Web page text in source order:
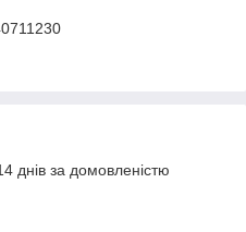
днів за домовленістю